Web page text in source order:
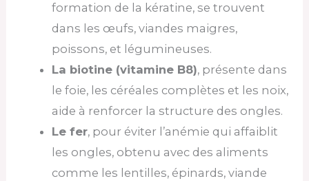
formation de la kératine, se trouvent
dans les œufs, viandes maigres,
poissons, et légumineuses.
La biotine (vitamine B8), présente dans
le foie, les céréales complètes et les noix,
aide à renforcer la structure des ongles.
Le fer, pour éviter l’anémie qui affaiblit
les ongles, obtenu avec des aliments
comme les lentilles, épinards, viande